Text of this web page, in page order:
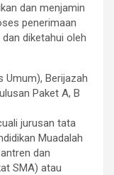
dan menjamin
penerimaan
diketahui oleh
Umum), Berijazah
Paket A, B
jurusan tata
Muadalah
dan
SMA) atau